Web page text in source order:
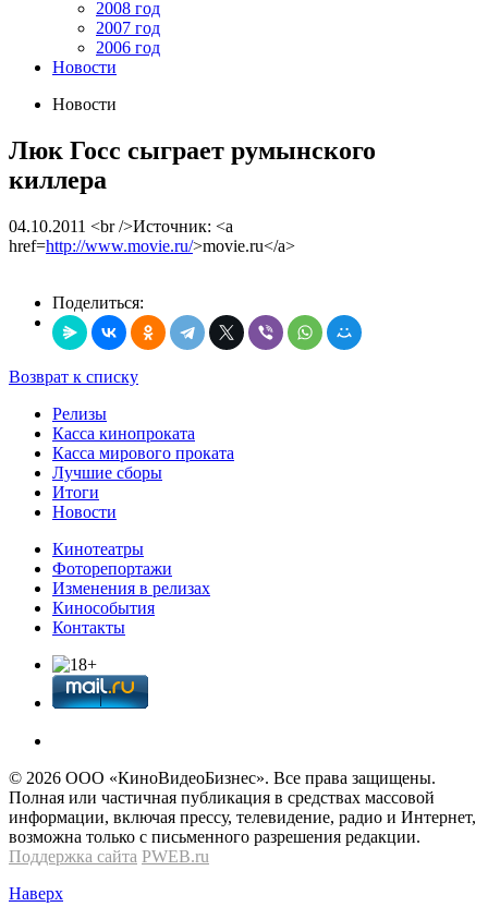
2008 год
2007 год
2006 год
Новости
Новости
Люк Госс сыграет румынского
киллера
04.10.2011 <br />Источник: <a
href=http://www.movie.ru/>movie.ru</a>
Поделиться:
Возврат к списку
Релизы
Касса кинопроката
Касса мирового проката
Лучшие сборы
Итоги
Новости
Кинотеатры
Фоторепортажи
Изменения в релизах
Кинособытия
Контакты
© 2026 OOО «КиноВидеоБизнес». Все права защищены.
Полная или частичная публикация в средствах массовой
информации, включая прессу, телевидение, радио и Интернет,
возможна только с письменного разрешения редакции.
Поддержка сайта PWEB.ru
Наверх